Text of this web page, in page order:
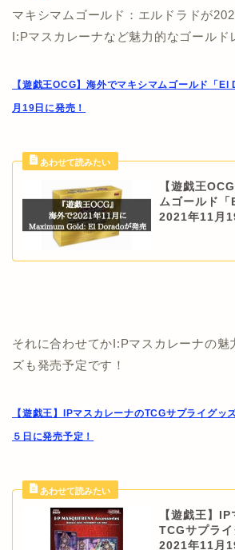
マキシマムゴールド：エルドラドが
I:Pマスカレーナなど魅力的なゴールド
【遊戯王OCG】海外でマキシマムゴールド「
月19日に発売！
【遊戯王
ムゴールド
2021年11月
それに合わせてかI:Pマスカレーナの魅
ズも発売予定です！
【遊戯王】IPマスカレーナのTCGサプライグッ
５日に発売予定！
【遊戯王】
TCGサプラ
2021年11月